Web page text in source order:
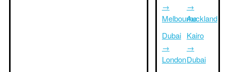
→
Melbourne
Dubai
→
London
→
Auckland
Kairo
→
Dubai